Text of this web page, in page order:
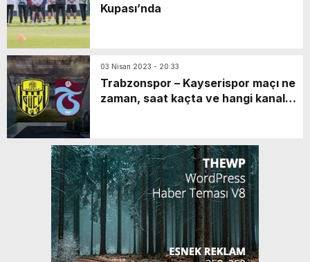
Kupası’nda
03 Nisan 2023 - 20:33
Trabzonspor – Kayserispor maçı ne
zaman, saat kaçta ve hangi kanalda